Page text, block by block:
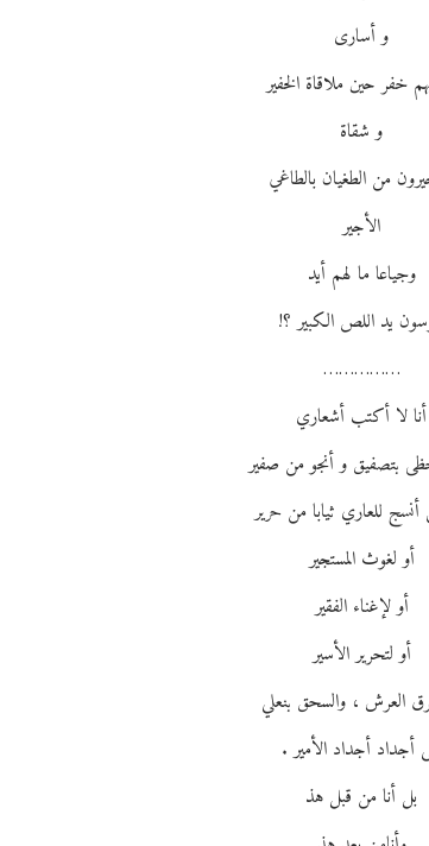
و أسارى
خفر حين ملاقاة الخفير
و شقاة
من الطغيان بالطاغي
الأجير
وجياعا ما لهم أيد
يد اللص الكبير ؟!
……………
أنا لا أكتب أشعاري
بتصفيق و أنجو من صفير
للعاري ثيابا من حرير
أو لغوث المستجير
أو لإغناء الفقير
أو لتحرير الأسير
العرش ، والسحق بنعلي
أجداد أجداد الأمير .
بل أنا من قبل هذ